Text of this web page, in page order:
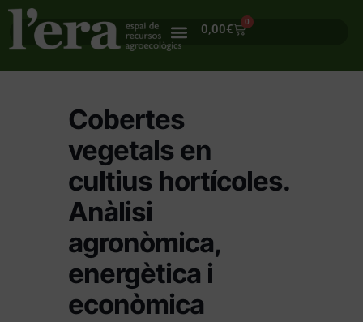
0,00€
0
Cobertes
vegetals en
cultius hortícoles.
Anàlisi
agronòmica,
energètica i
econòmica